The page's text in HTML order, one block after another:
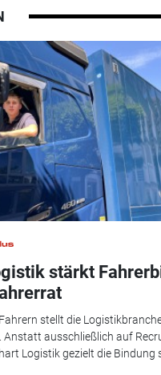
stärkt
stellt die
Anstatt ausschließlich auf
Logistik gezielt die Bindung